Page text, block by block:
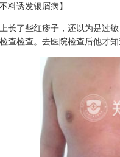
料诱发银屑病】
长了些红疹子，还以为是过
查检查。去医院检查后他才